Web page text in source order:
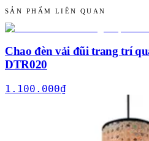
SẢN PHẨM LIÊN QUAN
Chao đèn vải đũi trang trí
DTR020
1.100.000₫